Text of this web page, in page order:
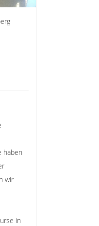
haben
wir
in